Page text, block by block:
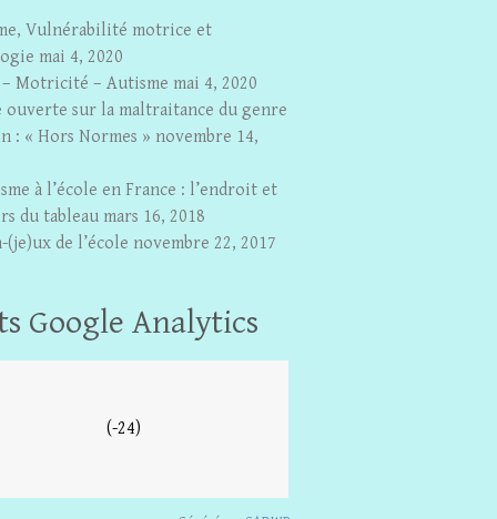
Vulnérabilité motrice et
mai 4, 2020
Motricité – Autisme mai 4, 2020
ouverte sur la maltraitance du genre
: « Hors Normes » novembre 14,
à l’école en France : l’endroit et
du tableau mars 16, 2018
(je)ux de l’école novembre 22, 2017
Google Analytics
(-24)